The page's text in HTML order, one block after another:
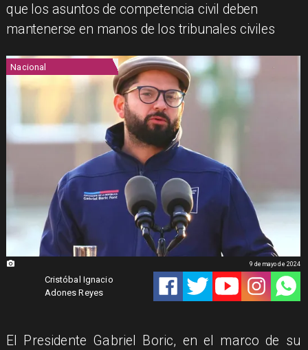
que los asuntos de competencia civil deben
mantenerse en manos de los tribunales civiles
Nacional
Cristóbal Ignacio
Adones Reyes
9 de mayo de 2024
El Presidente Gabriel Boric, en el marco de su